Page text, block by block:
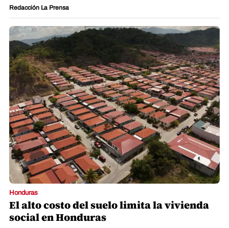
Redacción La Prensa
Honduras
El alto costo del suelo limita la vivienda
social en Honduras